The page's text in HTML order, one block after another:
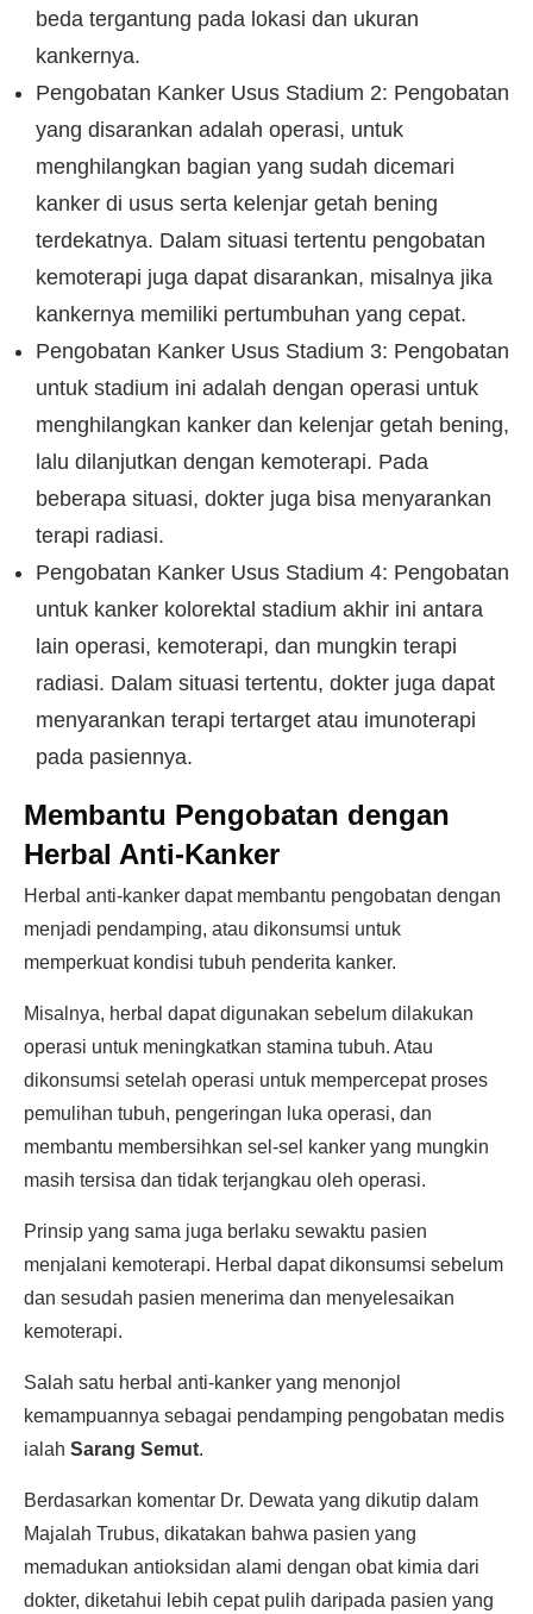
beda tergantung pada lokasi dan ukuran
kankernya.
Pengobatan Kanker Usus Stadium 2: Pengobatan
yang disarankan adalah operasi, untuk
menghilangkan bagian yang sudah dicemari
kanker di usus serta kelenjar getah bening
terdekatnya. Dalam situasi tertentu pengobatan
kemoterapi juga dapat disarankan, misalnya jika
kankernya memiliki pertumbuhan yang cepat.
Pengobatan Kanker Usus Stadium 3: Pengobatan
untuk stadium ini adalah dengan operasi untuk
menghilangkan kanker dan kelenjar getah bening,
lalu dilanjutkan dengan kemoterapi. Pada
beberapa situasi, dokter juga bisa menyarankan
terapi radiasi.
Pengobatan Kanker Usus Stadium 4: Pengobatan
untuk kanker kolorektal stadium akhir ini antara
lain operasi, kemoterapi, dan mungkin terapi
radiasi. Dalam situasi tertentu, dokter juga dapat
menyarankan terapi tertarget atau imunoterapi
pada pasiennya.
Membantu Pengobatan dengan
Herbal Anti-Kanker
Herbal anti-kanker dapat membantu pengobatan dengan
menjadi pendamping, atau dikonsumsi untuk
memperkuat kondisi tubuh penderita kanker.
Misalnya, herbal dapat digunakan sebelum dilakukan
operasi untuk meningkatkan stamina tubuh. Atau
dikonsumsi setelah operasi untuk mempercepat proses
pemulihan tubuh, pengeringan luka operasi, dan
membantu membersihkan sel-sel kanker yang mungkin
masih tersisa dan tidak terjangkau oleh operasi.
Prinsip yang sama juga berlaku sewaktu pasien
menjalani kemoterapi. Herbal dapat dikonsumsi sebelum
dan sesudah pasien menerima dan menyelesaikan
kemoterapi.
Salah satu herbal anti-kanker yang menonjol
kemampuannya sebagai pendamping pengobatan medis
ialah Sarang Semut.
Berdasarkan komentar Dr. Dewata yang dikutip dalam
Majalah Trubus, dikatakan bahwa pasien yang
memadukan antioksidan alami dengan obat kimia dari
dokter, diketahui lebih cepat pulih daripada pasien yang